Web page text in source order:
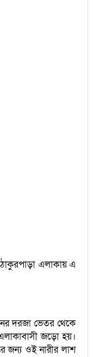
এলাকায় এ
দরজা ভেতর থেকে
জড়ো হয়।
জন্য ওই নারীর লাশ